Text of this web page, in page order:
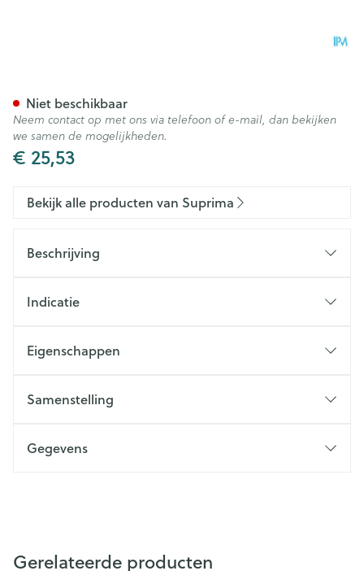
€ 25,53
Niet beschikbaar
Neem contact op met ons via telefoon of e-mail, dan bekijken
we samen de mogelijkheden.
Bekijk alle producten van Suprima
Beschrijving
Indicatie
Eigenschappen
Samenstelling
Gegevens
Gerelateerde producten